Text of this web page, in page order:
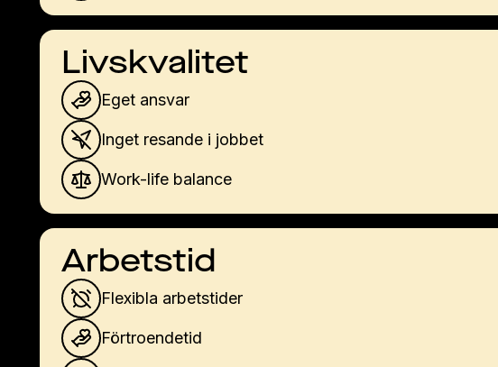
Livskvalitet
Eget ansvar
Inget resande i jobbet
Work-life balance
Arbetstid
Flexibla arbetstider
Förtroendetid